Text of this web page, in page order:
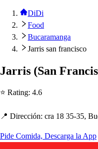
DiDi
Food
Bucaramanga
Jarris san francisco
Jarris (San Francis
⭐ Rating: 4.6
📍 Dirección: cra 18 35-35,
Pide Comida, Descarga la App